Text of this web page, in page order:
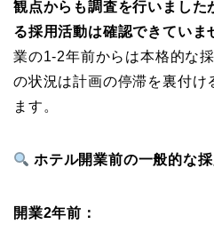
観点からも調査を行いました
る採用活動は確認できていま
業の1-2年前からは本格的な
の状況は計画の停滞を裏付け
ます。
ホテル開業前の一般的な
開業2年前：